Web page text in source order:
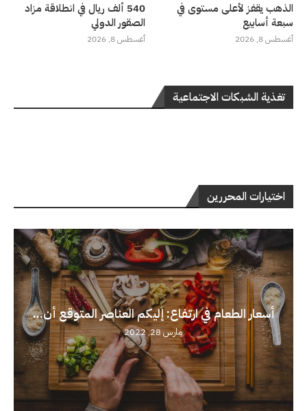
الذهب يقفز لأعلى مستوى في
سبعة أسابيع
أغسطس 8, 2026
540 ألف ريال في انطلاقة مزاد
الصقور الدولي
أغسطس 8, 2026
تغذية الشبكات الاجتماعية
اختيارات المحررين
أسعار الطعام في ارتفاع: إليكم العناصر المتوقع أن...
مارس 28, 2022